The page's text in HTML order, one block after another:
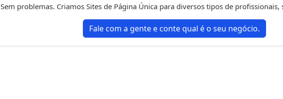
Sem problemas. Criamos Sites de Página Única para diversos tipos de profissionais,
Fale com a gente e conte qual é o seu negócio.